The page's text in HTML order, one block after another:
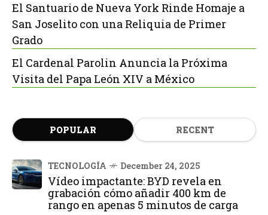
El Santuario de Nueva York Rinde Homaje a
San Joselito con una Reliquia de Primer
Grado
El Cardenal Parolin Anuncia la Próxima
Visita del Papa León XIV a México
POPULAR RECENT
TECNOLOGÍA December 24, 2025
Vídeo impactante: BYD revela en
grabación cómo añadir 400 km de
rango en apenas 5 minutos de carga